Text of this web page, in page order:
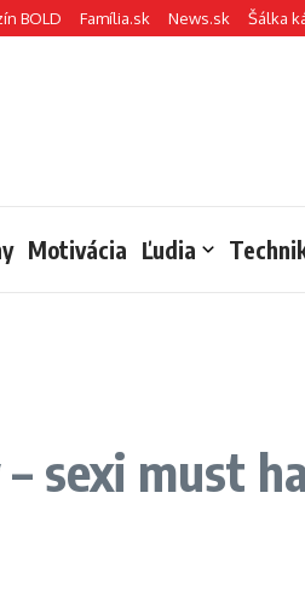
BOLD Família.sk News.sk Šálka
Motivácia Ľudia
sexi must